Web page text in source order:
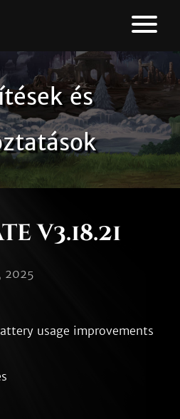
és
v3.18.21
2025
usage improvements